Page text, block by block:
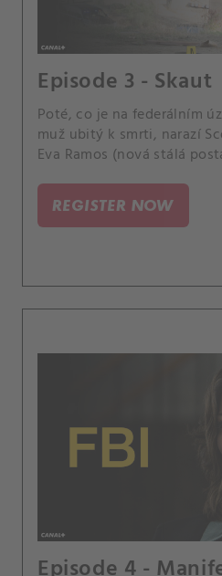
Episode 3 - Skaut
Poté, co je na federálním
muž ubitý k smrti, narazí
Eva Ramos (nová stálá
protne s operací DEA.
REGISTER NOW